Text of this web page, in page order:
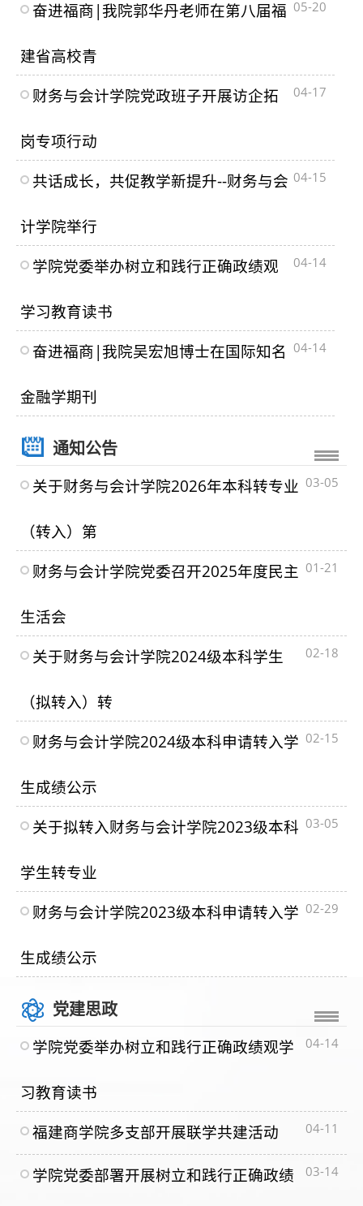
05-20
奋进福商|我院郭华丹老师在第八届福
建省高校青
04-17
财务与会计学院党政班子开展访企拓
岗专项行动
04-15
共话成长，共促教学新提升--财务与会
计学院举行
04-14
学院党委举办树立和践行正确政绩观
学习教育读书
04-14
奋进福商|我院吴宏旭博士在国际知名
金融学期刊
通知公告
03-05
关于财务与会计学院2026年本科转专业
（转入）第
01-21
财务与会计学院党委召开2025年度民主
生活会
02-18
关于财务与会计学院2024级本科学生
（拟转入）转
02-15
财务与会计学院2024级本科申请转入学
生成绩公示
03-05
关于拟转入财务与会计学院2023级本科
学生转专业
02-29
财务与会计学院2023级本科申请转入学
生成绩公示
党建思政
04-14
学院党委举办树立和践行正确政绩观学
习教育读书
04-11
福建商学院多支部开展联学共建活动
03-14
学院党委部署开展树立和践行正确政绩